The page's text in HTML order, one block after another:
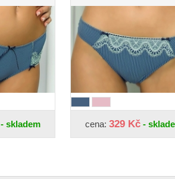
- skladem cena: 329 Kč -